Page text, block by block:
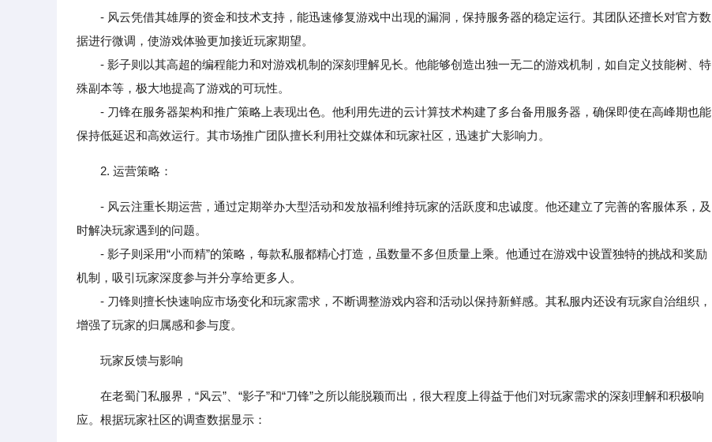
- 风云凭借其雄厚的资金和技术支持，能迅速修复游戏中出现的漏洞，保持服务器的稳定运行。其团队还擅长对官方数
据进行微调，使游戏体验更加接近玩家期望。
- 影子则以其高超的编程能力和对游戏机制的深刻理解见长。他能够创造出独一无二的游戏机制，如自定义技能树、特
殊副本等，极大地提高了游戏的可玩性。
- 刀锋在服务器架构和推广策略上表现出色。他利用先进的云计算技术构建了多台备用服务器，确保即使在高峰期也能
保持低延迟和高效运行。其市场推广团队擅长利用社交媒体和玩家社区，迅速扩大影响力。
2. 运营策略：
- 风云注重长期运营，通过定期举办大型活动和发放福利维持玩家的活跃度和忠诚度。他还建立了完善的客服体系，及
时解决玩家遇到的问题。
- 影子则采用“小而精”的策略，每款私服都精心打造，虽数量不多但质量上乘。他通过在游戏中设置独特的挑战和奖励
机制，吸引玩家深度参与并分享给更多人。
- 刀锋则擅长快速响应市场变化和玩家需求，不断调整游戏内容和活动以保持新鲜感。其私服内还设有玩家自治组织，
增强了玩家的归属感和参与度。
玩家反馈与影响
在老蜀门私服界，“风云”、“影子”和“刀锋”之所以能脱颖而出，很大程度上得益于他们对玩家需求的深刻理解和积极响
应。根据玩家社区的调查数据显示：